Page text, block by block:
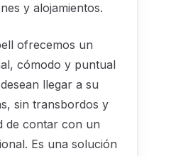
y alojamientos.
ofrecemos un
cómodo y puntual
llegar a su
sin transbordos y
de contar con un
Es una solución